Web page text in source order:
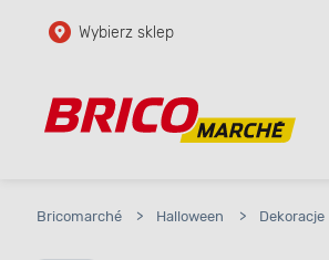
Przejdź do głównej zawartości
Przejdź do wyszukiwarki
Wybierz sklep
Bricomarché > Halloween > Dekoracje